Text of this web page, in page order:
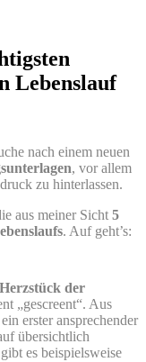
Lebenslauf
nach einem neuen
, vor allem
zu hinterlassen.
aus meiner Sicht 5
. Auf geht’s:
Herzstück der
„gescreent“. Aus
erster ansprechender
übersichtlich
es beispielsweise